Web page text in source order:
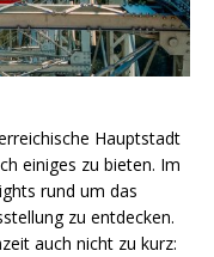
Hauptstadt
einiges zu bieten. Im
rund um das
zu entdecken.
auch nicht zu kurz: